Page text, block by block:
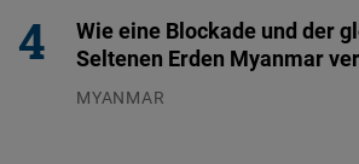
Wie eine Blockade und der
Seltenen Erden Myanmar
MYANMAR